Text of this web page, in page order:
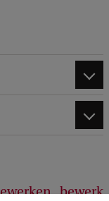
bewerk
k